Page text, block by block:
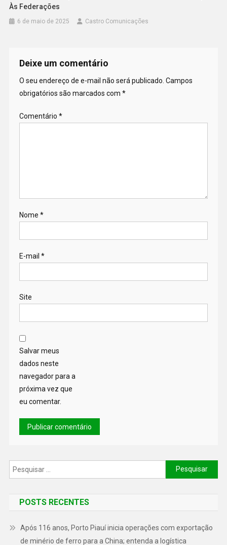
Às Federações
6 de maio de 2025 Castro Comunicações
Deixe um comentário
O seu endereço de e-mail não será publicado. Campos
obrigatórios são marcados com *
Comentário *
Nome *
E-mail *
Site
Salvar meus
dados neste
navegador para a
próxima vez que
eu comentar.
POSTS RECENTES
Após 116 anos, Porto Piauí inicia operações com exportação
de minério de ferro para a China; entenda a logística